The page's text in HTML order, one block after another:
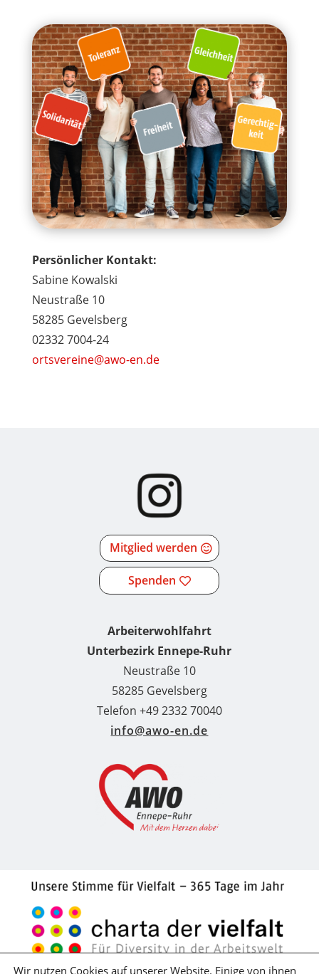
Persönlicher Kontakt:
Sabine Kowalski
Neustraße 10
58285 Gevelsberg
02332 7004-24
ortsvereine@awo-en.de
Mitglied werden
Spenden
Arbeiterwohlfahrt
Unterbezirk Ennepe-Ruhr
Neustraße 10
58285 Gevelsberg
Telefon +49 2332 70040
info@awo-en.de
Wir nutzen Cookies auf unserer Website. Einige von ihnen